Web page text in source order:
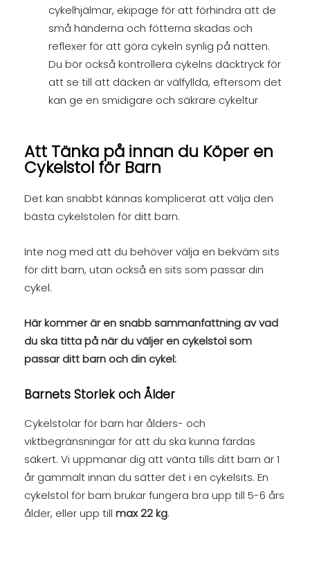
cykelhjälmar, ekipage för att förhindra att de
små händerna och fötterna skadas och
reflexer för att göra cykeln synlig på natten.
Du bör också kontrollera cykelns däcktryck för
att se till att däcken är välfyllda, eftersom det
kan ge en smidigare och säkrare cykeltur
Att Tänka på innan du Köper en
Cykelstol för Barn
Det kan snabbt kännas komplicerat att välja den
bästa cykelstolen för ditt barn.
Inte nog med att du behöver välja en bekväm sits
för ditt barn, utan också en sits som passar din
cykel.
Här kommer är en snabb sammanfattning av vad
du ska titta på när du väljer en cykelstol som
passar ditt barn och din cykel:
Barnets Storlek och Ålder
Cykelstolar för barn har ålders- och
viktbegränsningar för att du ska kunna färdas
säkert. Vi uppmanar dig att vänta tills ditt barn är 1
år gammalt innan du sätter det i en cykelsits. En
cykelstol för barn brukar fungera bra upp till 5-6 års
ålder, eller upp till max 22 kg.